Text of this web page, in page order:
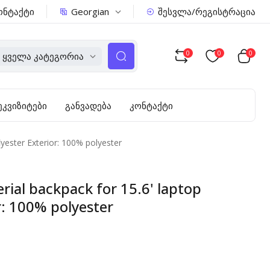
Georgian შესვლა/რეგისტრაცია
Ყველა Კატეგორია 0 0 0
განვადება კონტაქტი
Exterior: 100% polyester
backpack for 15.6' laptop
100% polyester